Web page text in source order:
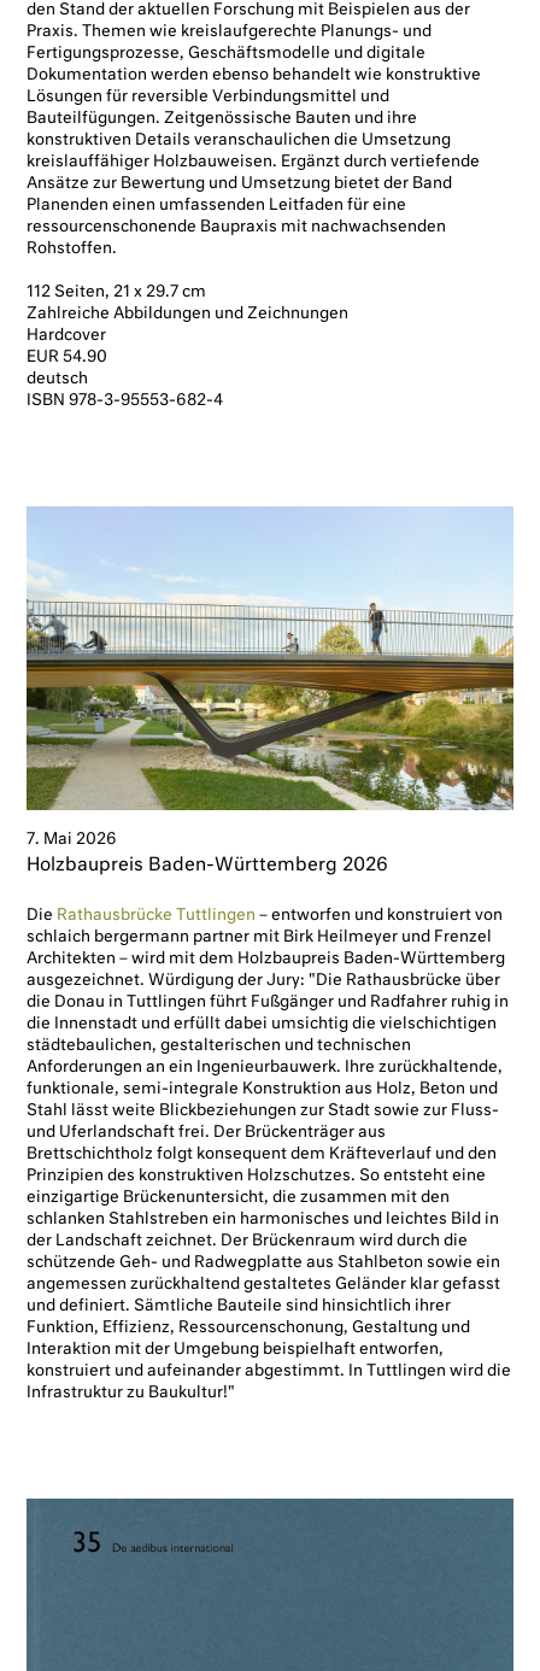
den Stand der aktuellen Forschung mit Beispielen aus der
Praxis. Themen wie kreislaufgerechte Planungs- und
Fertigungsprozesse, Geschäftsmodelle und digitale
Dokumentation werden ebenso behandelt wie konstruktive
Lösungen für reversible Verbindungsmittel und
Bauteilfügungen. Zeitgenössische Bauten und ihre
konstruktiven Details veranschaulichen die Umsetzung
kreislauffähiger Holzbauweisen. Ergänzt durch vertiefende
Ansätze zur Bewertung und Umsetzung bietet der Band
Planenden einen umfassenden Leitfaden für eine
ressourcenschonende Baupraxis mit nachwachsenden
Rohstoffen.
112 Seiten, 21 x 29.7 cm
Zahlreiche Abbildungen und Zeichnungen
Hardcover
EUR 54.90
deutsch
ISBN 978-3-95553-682-4
7. Mai 2026
Holzbaupreis Baden-Württemberg 2026
Die Rathausbrücke Tuttlingen – entworfen und konstruiert von
schlaich bergermann partner mit Birk Heilmeyer und Frenzel
Architekten – wird mit dem Holzbaupreis Baden-Württemberg
ausgezeichnet. Würdigung der Jury: "Die Rathausbrücke über
die Donau in Tuttlingen führt Fußgänger und Radfahrer ruhig in
die Innenstadt und erfüllt dabei umsichtig die vielschichtigen
städtebaulichen, gestalterischen und technischen
Anforderungen an ein Ingenieurbauwerk. Ihre zurückhaltende,
funktionale, semi-integrale Konstruktion aus Holz, Beton und
Stahl lässt weite Blickbeziehungen zur Stadt sowie zur Fluss-
und Uferlandschaft frei. Der Brückenträger aus
Brettschichtholz folgt konsequent dem Kräfteverlauf und den
Prinzipien des konstruktiven Holzschutzes. So entsteht eine
einzigartige Brückenuntersicht, die zusammen mit den
schlanken Stahlstreben ein harmonisches und leichtes Bild in
der Landschaft zeichnet. Der Brückenraum wird durch die
schützende Geh- und Radwegplatte aus Stahlbeton sowie ein
angemessen zurückhaltend gestaltetes Geländer klar gefasst
und definiert. Sämtliche Bauteile sind hinsichtlich ihrer
Funktion, Effizienz, Ressourcenschonung, Gestaltung und
Interaktion mit der Umgebung beispielhaft entworfen,
konstruiert und aufeinander abgestimmt. In Tuttlingen wird die
Infrastruktur zu Baukultur!"